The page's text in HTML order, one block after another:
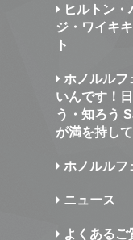
ヒルトン・
ジ・ワイキ
ト
ホノルルフ
いんです！
う・知ろう
が満を持し
ホノルルフ
ニュース
よくあるご